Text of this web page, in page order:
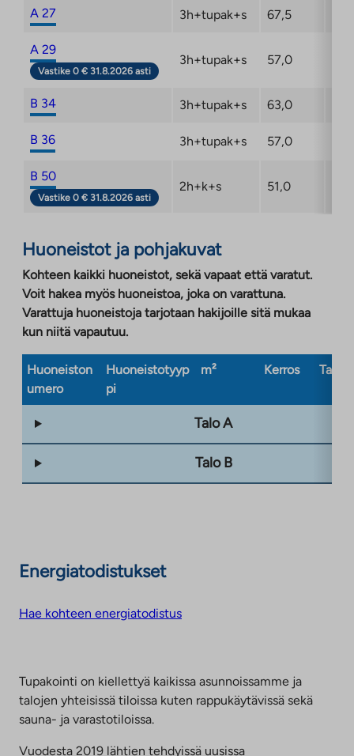
A 27 3h+tupak+s 67,5
A 29
Vastike 0 € 31.8.2026 asti
3h+tupak+s 57,0
B 34 3h+tupak+s 63,0
B 36 3h+tupak+s 57,0
B 50
Vastike 0 € 31.8.2026 asti
2h+k+s 51,0
Huoneistot ja pohjakuvat
Kohteen kaikki huoneistot, sekä vapaat että varatut.
Voit hakea myös huoneistoa, joka on varattuna.
Varattuja huoneistoja tarjotaan hakijoille sitä mukaa
kun niitä vapautuu.
Huoneiston
umero
Huoneistotyyp
pi
m² Kerros
Talo A
Talo B
Energiatodistukset
Hae kohteen energiatodistus
Tupakointi on kiellettyä kaikissa asunnoissamme ja
talojen yhteisissä tiloissa kuten rappukäytävissä sekä
sauna- ja varastotiloissa.
Vuodesta 2019 lähtien tehdyissä uusissa